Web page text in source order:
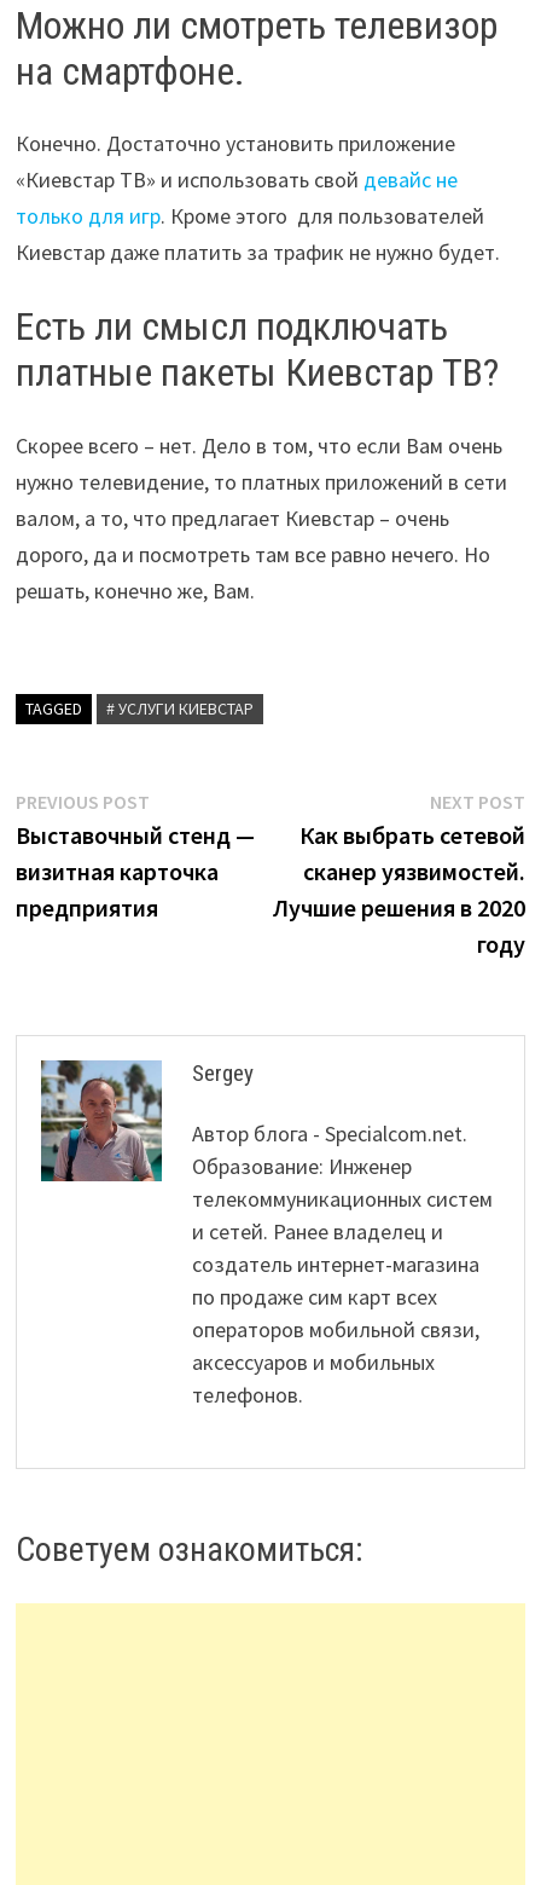
Можно ли смотреть телевизор
на смартфоне.
Конечно. Достаточно установить приложение
«Киевстар ТВ» и использовать свой девайс не
только для игр. Кроме этого для пользователей
Киевстар даже платить за трафик не нужно будет.
Есть ли смысл подключать
платные пакеты Киевстар ТВ?
Скорее всего – нет. Дело в том, что если Вам очень
нужно телевидение, то платных приложений в сети
валом, а то, что предлагает Киевстар – очень
дорого, да и посмотреть там все равно нечего. Но
решать, конечно же, Вам.
TAGGED # УСЛУГИ КИЕВСТАР
Post
navigation
PREVIOUS POSTPrevious
post:
Выставочный стенд —
визитная карточка
предприятия
NEXT POST
Как выбрать сетевой
сканер уязвимостей.
Лучшие решения в 2020
году
Sergey
Автор блога - Specialcom.net.
Образование: Инженер
телекоммуникационных систем
и сетей. Ранее владелец и
создатель интернет-магазина
по продаже сим карт всех
операторов мобильной связи,
аксессуаров и мобильных
телефонов.
Советуем ознакомиться: